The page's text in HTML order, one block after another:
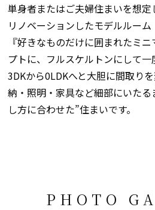
単身者またはご夫婦住まいを想
リノベーションしたモデルルーム
『好きなものだけに囲まれたミ
プトに、フルスケルトンにして一
3DKから0LDKへと大胆に間取り
納・照明・家具など細部にいた
し方に合わせた”住まいです。
PHOTO